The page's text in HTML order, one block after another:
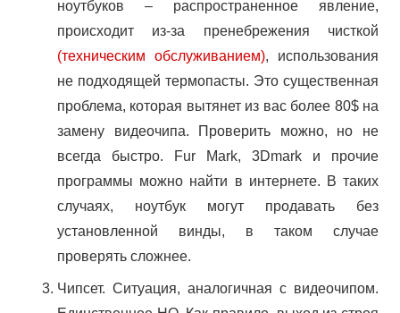
Ремонт ноутбуков
Ремонт компьютеров
Скупка ПК & Ноутбуков
Сайты & SEO
СБОРКА ПК НА ЗАКАЗ !
ноутбуков – распространенное явление,
происходит из-за пренебрежения чисткой
(техническим обслуживанием), использования
не подходящей термопасты. Это существенная
проблема, которая вытянет из вас более 80$ на
замену видеочипа. Проверить можно, но не
всегда быстро. Fur Mark, 3Dmark и прочие
программы можно найти в интернете. В таких
случаях, ноутбук могут продавать без
установленной винды, в таком случае
проверять сложнее.
Чипсет. Ситуация, аналогичная с видеочипом.